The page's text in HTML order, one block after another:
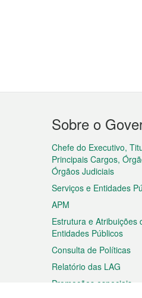
Menu
do
rodapé
Sobre o
Chefe do Executivo,
Principais Cargos,
Órgãos Judiciais
Serviços e Entidades
APM
Estrutura e Atribuições
Entidades Públicos
Consulta de Políticas
Relatório das LAG
Promoções especiais